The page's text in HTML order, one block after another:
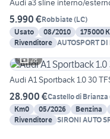
Audi a3 sline interno/
5.990 €Robbiate(LC)
Usato
08/2010 175000
Rivenditore AUTOSPORT
28
Audi A1 Sportback 1.0 30
28.900 €Castello di Brianza
Km0
05/2026 Benzina
Rivenditore SIRONI AUTO